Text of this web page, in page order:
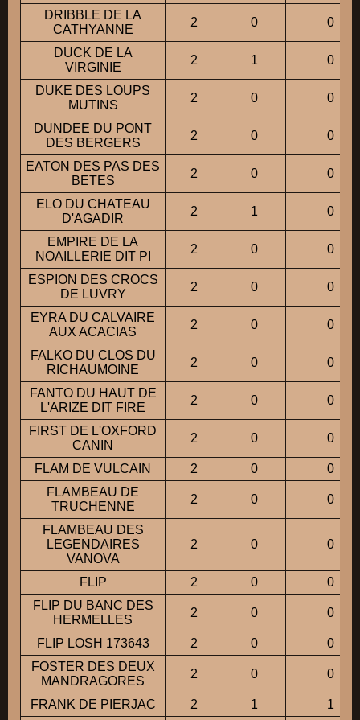
DRIBBLE DE LA
CATHYANNE
2 0 0
DUCK DE LA
VIRGINIE
2 1 0
DUKE DES LOUPS
MUTINS
2 0 0
DUNDEE DU PONT
DES BERGERS
2 0 0
EATON DES PAS DES
BETES
2 0 0
ELO DU CHATEAU
D'AGADIR
2 1 0
EMPIRE DE LA
NOAILLERIE DIT PI
2 0 0
ESPION DES CROCS
DE LUVRY
2 0 0
EYRA DU CALVAIRE
AUX ACACIAS
2 0 0
FALKO DU CLOS DU
RICHAUMOINE
2 0 0
FANTO DU HAUT DE
L'ARIZE DIT FIRE
2 0 0
FIRST DE L'OXFORD
CANIN
2 0 0
FLAM DE VULCAIN 2 0
0
FLAMBEAU DE
TRUCHENNE
2 0 0
FLAMBEAU DES
LEGENDAIRES
VANOVA
2 0 0
FLIP 2 0
0
FLIP DU BANC DES
HERMELLES
2 0 0
FLIP LOSH 173643 2 0
0
FOSTER DES DEUX
MANDRAGORES
2 0 0
FRANK DE PIERJAC 2 1
1